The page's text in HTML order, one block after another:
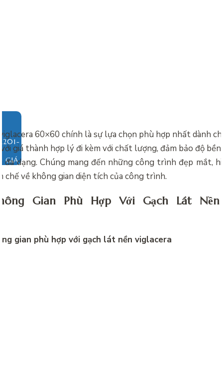
GIÁ
60×60 chính là sự lựa chọn phù hợp nhất dành
giá thành hợp lý đi kèm với chất lượng, đảm bảo độ bền
đa dạng. Chúng mang đến những công trình đẹp mắt,
chế về không gian diện tích của công trình.
Gian Phù Hợp Với Gạch Lát Nền